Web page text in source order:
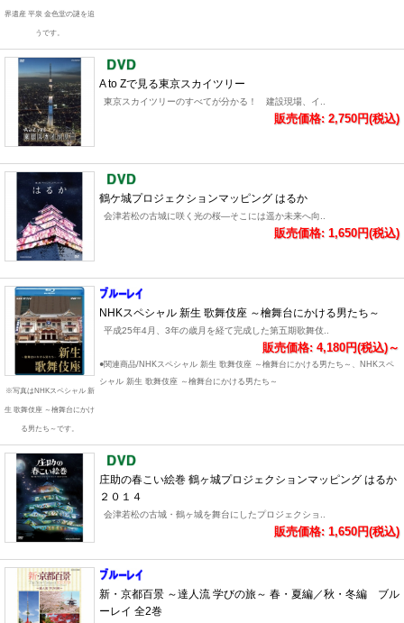
界遺産 平泉 金色堂の謎を追
うです。
A to Zで見る東京スカイツリー
東京スカイツリーのすべてが分かる！ 建設現場、イ..
販売価格: 2,750円(税込)
鶴ケ城プロジェクションマッピング はるか
会津若松の古城に咲く光の桜―そこには遥か未来へ向..
販売価格: 1,650円(税込)
※写真はNHKスペシャル 新
生 歌舞伎座 ～檜舞台にかけ
る男たち～です。
NHKスペシャル 新生 歌舞伎座 ～檜舞台にかける男たち～
平成25年4月、3年の歳月を経て完成した第五期歌舞伎..
販売価格: 4,180円(税込)～
●関連商品/NHKスペシャル 新生 歌舞伎座 ～檜舞台にかける男たち～、NHKスペ
シャル 新生 歌舞伎座 ～檜舞台にかける男たち～
庄助の春こい絵巻 鶴ヶ城プロジェクションマッピング はるか
２０１４
会津若松の古城・鶴ヶ城を舞台にしたプロジェクショ..
販売価格: 1,650円(税込)
新・京都百景 ～達人流 学びの旅～ 春・夏編／秋・冬編 ブル
ーレイ 全2巻